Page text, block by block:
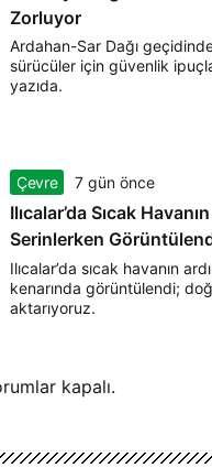
Zorluyor
Ardahan-Sar Dağı
sürücüler için güvenlik
yazıda.
Çevre 7 gün önce
Ilıcalar’da Sıcak
Serinlerken
Ilıcalar’da sıcak havanın
kenarında görüntülendi;
aktarıyoruz.
kapalı.